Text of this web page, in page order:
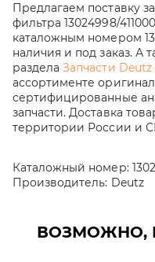
Предлагаем поставку
фильтра 13024998/
каталожным номером
наличия и под заказ. А
разделаЗапчасти Deutz
ассортименте
сертифицированные
запчасти. Доставка
территории России и
Каталожный номер:
Производитель: Deutz
ВОЗМОЖНО,